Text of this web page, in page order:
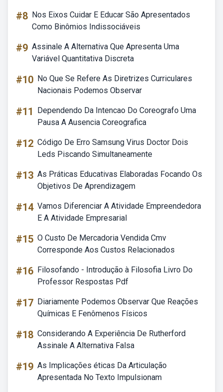
#8 Nos Eixos Cuidar E Educar São Apresentados
Como Binômios Indissociáveis
#9 Assinale A Alternativa Que Apresenta Uma
Variável Quantitativa Discreta
#10 No Que Se Refere As Diretrizes Curriculares
Nacionais Podemos Observar
#11
Dependendo Da Intencao Do Coreografo Uma
Pausa A Ausencia Coreografica
#12 Código De Erro Samsung Virus Doctor Dois
Leds Piscando Simultaneamente
#13 As Práticas Educativas Elaboradas Focando Os
Objetivos De Aprendizagem
#14 Vamos Diferenciar A Atividade Empreendedora
E A Atividade Empresarial
#15 O Custo De Mercadoria Vendida Cmv
Corresponde Aos Custos Relacionados
#16 Filosofando - Introdução à Filosofia Livro Do
Professor Respostas Pdf
#17 Diariamente Podemos Observar Que Reações
Químicas E Fenômenos Físicos
#18 Considerando A Experiência De Rutherford
Assinale A Alternativa Falsa
#19 As Implicações éticas Da Articulação
Apresentada No Texto Impulsionam